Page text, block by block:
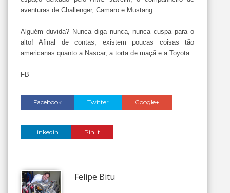
aventuras de Challenger, Camaro e Mustang.
Alguém duvida? Nunca diga nunca, nunca cuspa para o
alto! Afinal de contas, existem poucas coisas tão
americanas quanto a Nascar, a torta de maçã e a Toyota.
FB
Facebook Twitter Google+
Linkedin Pin It
Felipe Bitu